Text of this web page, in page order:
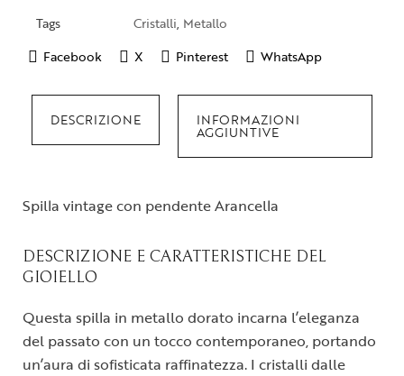
Tags
Cristalli, Metallo
Facebook
X Pinterest WhatsApp
DESCRIZIONE INFORMAZIONI
AGGIUNTIVE
Spilla vintage con pendente Arancella
DESCRIZIONE E CARATTERISTICHE DEL
GIOIELLO
Questa spilla in metallo dorato incarna l’eleganza
del passato con un tocco contemporaneo, portando
un’aura di sofisticata raffinatezza. I cristalli dalle